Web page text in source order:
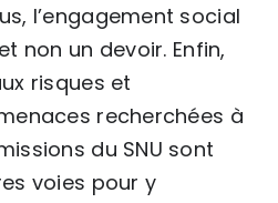
l’engagement social
non un devoir. Enfin,
risques et
recherchées à
du SNU sont
voies pour y